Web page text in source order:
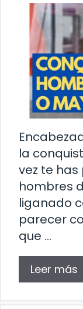
la
vez te
hombres
liganado
parecer
que …
Leer más